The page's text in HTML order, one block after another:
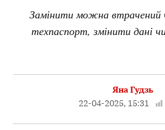
Замінити можна
техпаспорт, змінити дані
Яна Гудзь
22-04-2025, 15:31